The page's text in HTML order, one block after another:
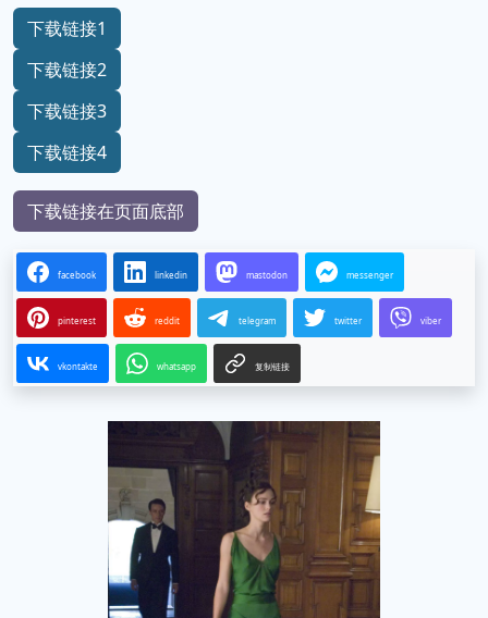
下载链接1
下载链接2
下载链接3
下载链接4
下载链接在页面底部
facebook linkedin mastodon messenger
pinterest reddit telegram twitter viber
vkontakte whatsapp 复制链接